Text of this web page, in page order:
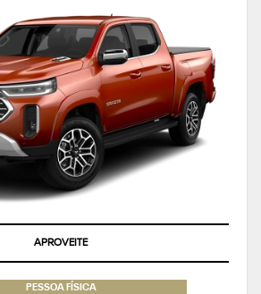
APROVEITE
PESSOA FÍSICA